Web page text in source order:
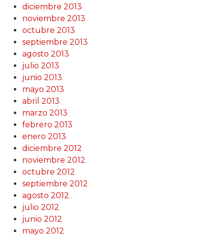
diciembre 2013
noviembre 2013
octubre 2013
septiembre 2013
agosto 2013
julio 2013
junio 2013
mayo 2013
abril 2013
marzo 2013
febrero 2013
enero 2013
diciembre 2012
noviembre 2012
octubre 2012
septiembre 2012
agosto 2012
julio 2012
junio 2012
mayo 2012